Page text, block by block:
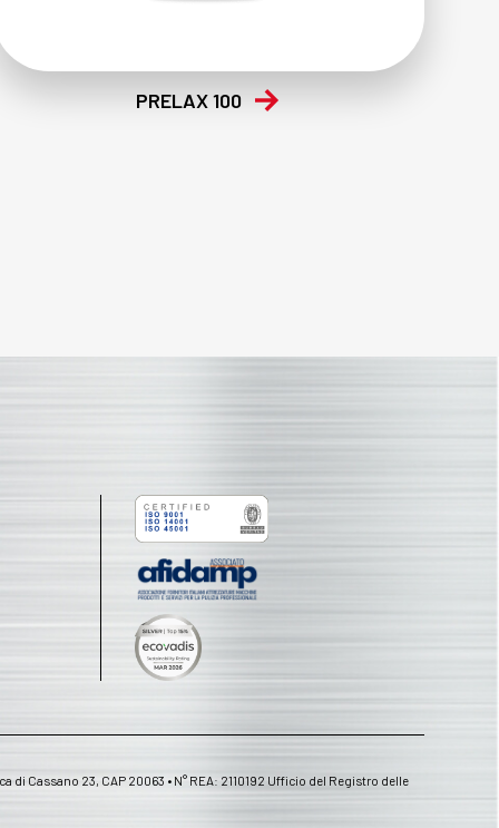
PRELAX 100
di Cassano 23, CAP 20063 • N° REA: 2110192 Ufficio del Registro delle